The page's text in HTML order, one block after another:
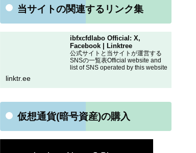
当サイトの関連するリンク集
ibfxcfdlabo Official: X,
Facebook | Linktree
公式サイトと当サイトが運営する
SNSの一覧表Official website and
list of SNS operated by this website
linktr.ee
仮想通貨(暗号資産)の購入